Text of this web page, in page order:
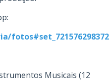
Musicais (12